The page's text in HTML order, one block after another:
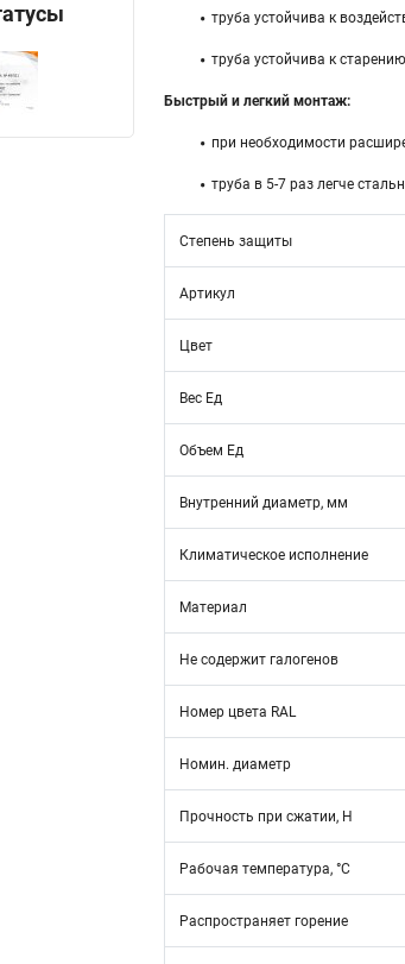
труба устойчива к
труба устойчива к
Быстрый и легкий монтаж:
при необходимости
труба в 5-7 раз легче
Степень защиты
Артикул
Цвет
Вес Ед
Объем Ед
Внутренний диаметр, мм
Климатическое исполнение
Материал
Не содержит галогенов
Номер цвета RAL
Номин. диаметр
Прочность при сжатии, Н
Рабочая температура, °C
Распространяет горение